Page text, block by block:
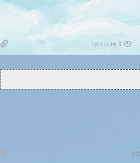
3 שנים לפני